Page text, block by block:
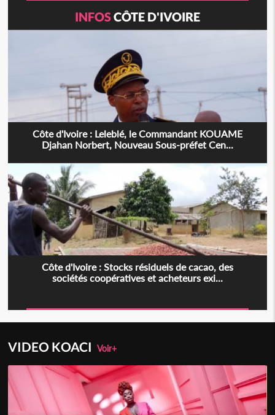
INFOSCÔTE D'IVOIRE
Côte d'Ivoire : Leleblé, le Commandant KOUAME
Djahan Norbert, Nouveau Sous-préfet Cen...
Côte d'Ivoire : Stocks résiduels de cacao, des
sociétés coopératives et acheteurs exi...
VIDEO KOACIVoir+